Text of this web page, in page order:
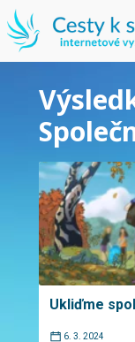
Ukliďme
6. 3. 2024